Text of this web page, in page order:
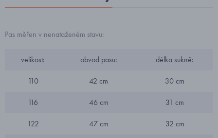
Pas měřen v nenataženém stavu:
velikost: obvod pasu: délka sukně:
110 42 cm 30 cm
116 46 cm 31 cm
122 47 cm 32 cm